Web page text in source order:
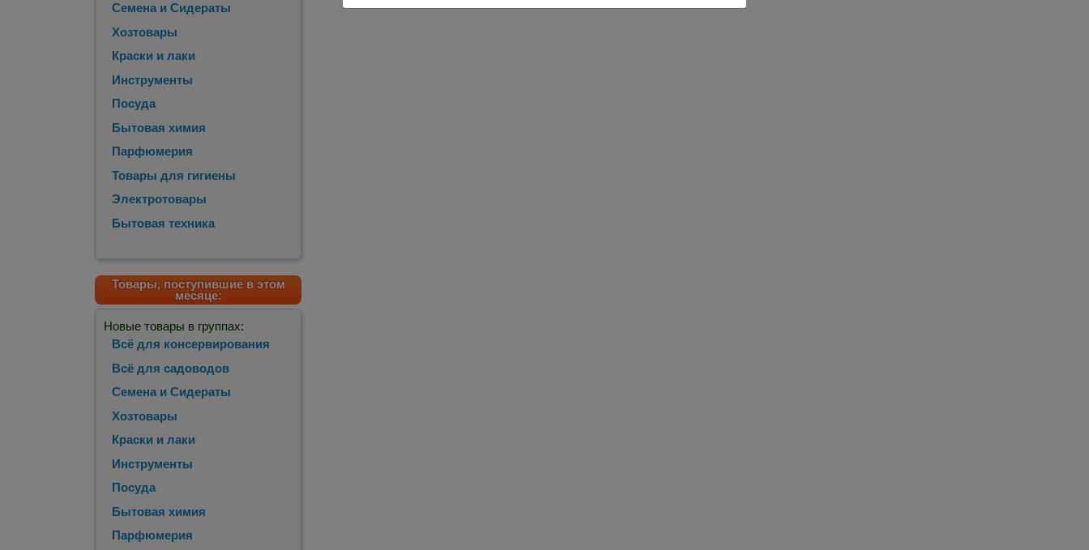
Семена и Сидераты
Хозтовары
Краски и лаки
Инструменты
Посуда
Бытовая химия
Парфюмерия
Товары для гигиены
Электротовары
Бытовая техника
Товары, поступившие в этом
месяце:
Новые товары в группах:
Всё для консервирования
Всё для садоводов
Семена и Сидераты
Хозтовары
Краски и лаки
Инструменты
Посуда
Бытовая химия
Парфюмерия